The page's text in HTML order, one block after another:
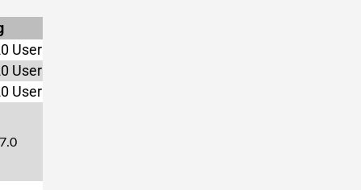
User
User
User